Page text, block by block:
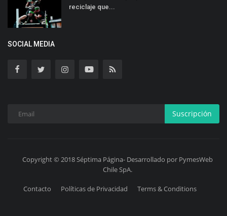
reciclaje que...
SOCIAL MEDIA
Suscripción
Copyright © 2018 Séptima Página- Desarrollado por PymesWeb
Chile SpA.
Contacto Políticas de Privacidad Terms & Conditions